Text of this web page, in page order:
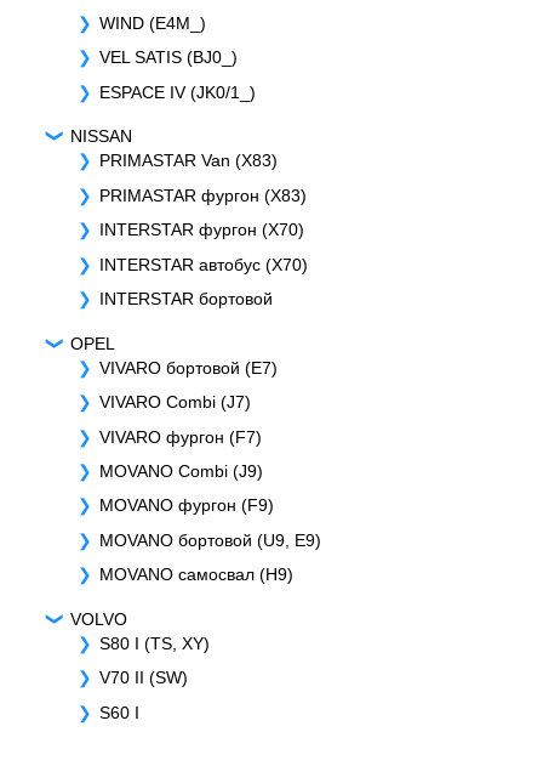
WIND (E4M_)
VEL SATIS (BJ0_)
ESPACE IV (JK0/1_)
NISSAN
PRIMASTAR Van (X83)
PRIMASTAR фургон (X83)
INTERSTAR фургон (X70)
INTERSTAR автобус (X70)
INTERSTAR бортовой
OPEL
VIVARO бортовой (E7)
VIVARO Combi (J7)
VIVARO фургон (F7)
MOVANO Combi (J9)
MOVANO фургон (F9)
MOVANO бортовой (U9, E9)
MOVANO самосвал (H9)
VOLVO
S80 I (TS, XY)
V70 II (SW)
S60 I